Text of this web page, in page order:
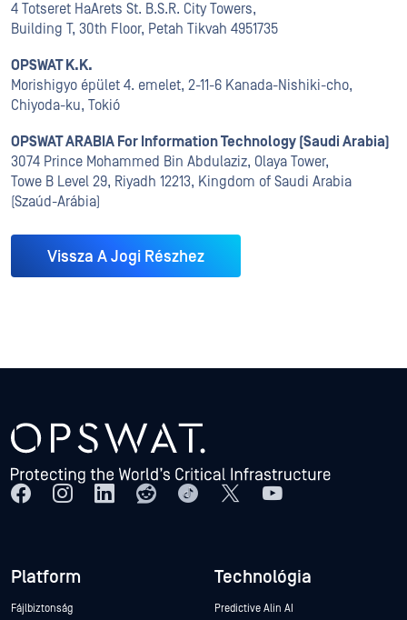
4 Totseret HaArets St. B.S.R. City Towers,
Building T, 30th Floor, Petah Tikvah 4951735
OPSWAT K.K.
Morishigyo épület 4. emelet, 2-11-6 Kanada-Nishiki-cho,
Chiyoda-ku, Tokió
OPSWAT ARABIA For Information Technology (Saudi Arabia)
3074 Prince Mohammed Bin Abdulaziz, Olaya Tower,
Towe B Level 29, Riyadh 12213, Kingdom of Saudi Arabia
(Szaúd-Arábia)
Vissza A Jogi Részhez
Platform
Fájlbiztonság
Technológia
Predictive Alin AI